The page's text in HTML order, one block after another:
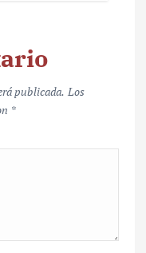
publicada. Los
*